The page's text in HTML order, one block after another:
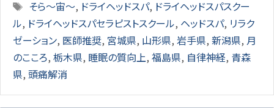
Tags
そら～宙～, ドライヘッドスパ, ドライヘッドスパスクー
ル, ドライヘッドスパセラピストスクール, ヘッドスパ, リラク
ゼーション, 医師推奨, 宮城県, 山形県, 岩手県, 新潟県, 月
のこころ, 栃木県, 睡眠の質向上, 福島県, 自律神経, 青森
県, 頭痛解消